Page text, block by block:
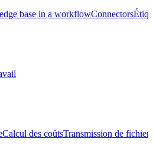
base in a workflowConnectors
Calcul des coûtsTransmission de fichiers